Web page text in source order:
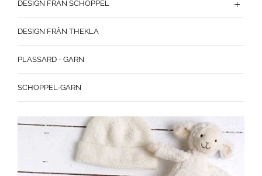
DESIGN FRÅN SCHOPPEL
DESIGN FRÅN THEKLA
PLASSARD - GARN
SCHOPPEL-GARN